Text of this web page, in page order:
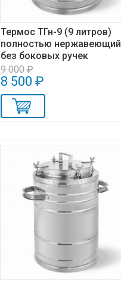
Термос ТГн-9 (9 литров)
полностью нержавеющий
без боковых ручек
9 000 ₽
8 500 ₽